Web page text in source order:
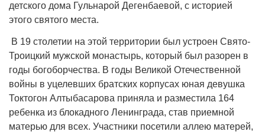
детского дома Гульнарой Дегенбаевой, с историей
этого святого места.
В 19 столетии на этой территории был устроен Свято-
Троицкий мужской монастырь, который был разорен в
годы богоборчества. В годы Великой Отечественной
войны в уцелевших братских корпусах юная девушка
Токтогон Алтыбасарова приняла и разместила 164
ребенка из блокадного Ленинграда, став приемной
матерью для всех. Участники посетили аллею матерей,